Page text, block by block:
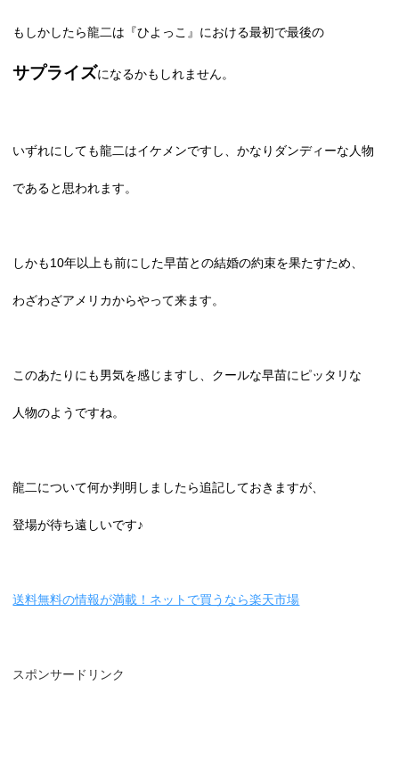
もしかしたら龍二は『ひよっこ』における最初で最後の
サプライズになるかもしれません。
いずれにしても龍二はイケメンですし、かなりダンディーな人物
であると思われます。
しかも10年以上も前にした早苗との結婚の約束を果たすため、
わざわざアメリカからやって来ます。
このあたりにも男気を感じますし、クールな早苗にピッタリな
人物のようですね。
龍二について何か判明しましたら追記しておきますが、
登場が待ち遠しいです♪
送料無料の情報が満載！ネットで買うなら楽天市場
スポンサードリンク